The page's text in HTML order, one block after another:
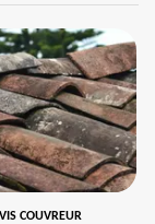
COUVREUR